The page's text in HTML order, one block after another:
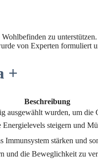
zu
von Experten formuliert
+
Beschreibung
wurden, um die
steigern und
stärken und
und die Beweglichkeit zu